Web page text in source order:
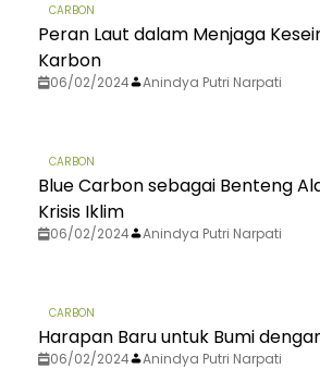
CARBON
Peran Laut dalam Menjaga
Karbon
06/02/2024 Anindya Putri Narpati
CARBON
Blue Carbon sebagai Benteng
Krisis Iklim
06/02/2024 Anindya Putri Narpati
CARBON
Harapan Baru untuk Bumi
06/02/2024 Anindya Putri Narpati